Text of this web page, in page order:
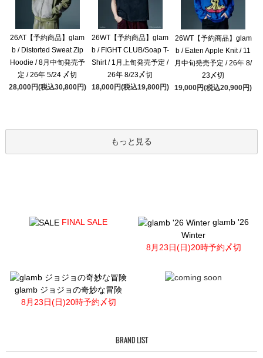
26AT【予約商品】glam
b / Distorted Sweat Zip
Hoodie / 8月中旬発売予
定 / 26年 5/24 〆切
28,000円(税込30,800円)
26WT【予約商品】glam
b / FIGHT CLUB/Soap T-
Shirt / 1月上旬発売予定 /
26年 8/23〆切
18,000円(税込19,800円)
26WT【予約商品】glam
b / Eaten Apple Knit / 11
月中旬発売予定 / 26年 8/
23〆切
19,000円(税込20,900円)
もっと見る
FINAL SALE
glamb '26
Winter
8月23日(日)20時予約〆切
glamb ジョジョの奇妙な冒険
8月23日(日)20時予約〆切
BRAND LIST